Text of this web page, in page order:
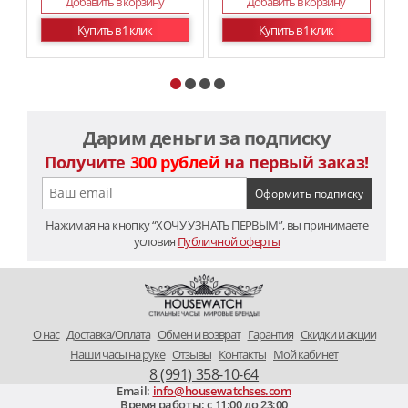
Купить в 1 клик
Купить в 1 клик
Дарим деньги за подписку
Получите 300 рублей на первый заказ!
Нажимая на кнопку “ХОЧУ УЗНАТЬ ПЕРВЫМ”, вы принимаете
условия Публичной оферты
O нас Доставка/Оплата Обмен и возврат Гарантия Скидки и акции
Наши часы на руке Отзывы Контакты Мой кабинет
8 (991) 358-10-64
Email: info@housewatchses.com
Время работы: c 11:00 до 23:00